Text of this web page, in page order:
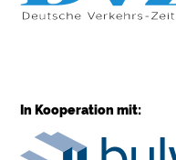
In Kooperation mit: